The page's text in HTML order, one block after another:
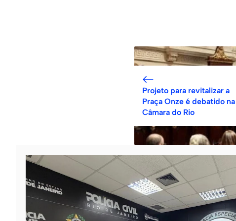
Projeto para revitalizar a
Praça Onze é debatido na
Câmara do Rio